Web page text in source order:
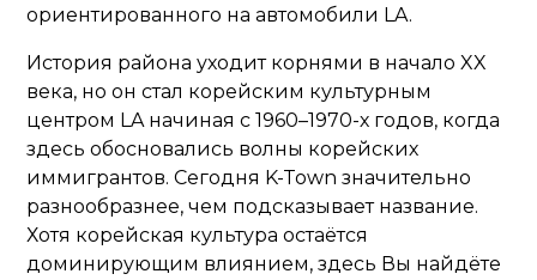
ориентированного на автомобили LA.
История района уходит корнями в начало XX
века, но он стал корейским культурным
центром LA начиная с 1960–1970-х годов, когда
здесь обосновались волны корейских
иммигрантов. Сегодня K-Town значительно
разнообразнее, чем подсказывает название.
Хотя корейская культура остаётся
доминирующим влиянием, здесь Вы найдёте